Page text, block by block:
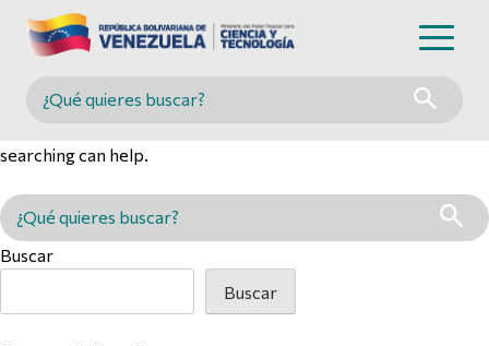
Buscar en MINCYT
searching can help.
Buscar en MINCYT
Buscar
Buscar